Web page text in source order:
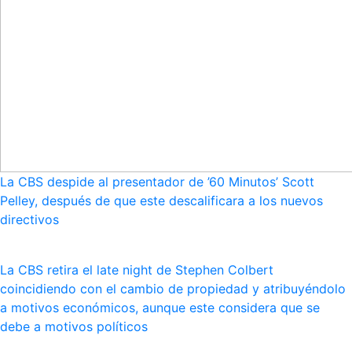
La CBS despide al presentador de ’60 Minutos’ Scott
Pelley, después de que este descalificara a los nuevos
directivos
La CBS retira el late night de Stephen Colbert
coincidiendo con el cambio de propiedad y atribuyéndolo
a motivos económicos, aunque este considera que se
debe a motivos políticos